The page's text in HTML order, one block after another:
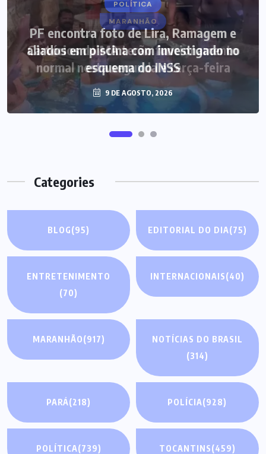
POLÍTICA
PF encontra foto de Lira, Ramagem e
aliados em piscina com investigado no
esquema do INSS
9 DE AGOSTO, 2026
Categories
BLOG(95) EDITORIAL DO DIA(75)
ENTRETENIMENTO
(70)
INTERNACIONAIS(40)
MARANHÃO(917)
NOTÍCIAS DO BRASIL
(314)
PARÁ(218) POLÍCIA(928)
POLÍTICA(739) TOCANTINS(459)